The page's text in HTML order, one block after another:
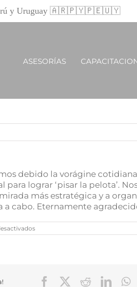
Perú y Uruguay 🇦🇷🇵🇾🇵🇪🇺🇾
ASESORÍAS
debido la vorágine
lograr ‘pisar la pelota’.
más estratégica y a
a cabo. Eternamente
en
Lucas
FacebookReddit